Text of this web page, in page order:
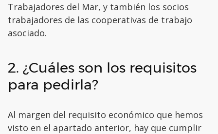
Trabajadores del Mar, y también los socios
trabajadores de las cooperativas de trabajo
asociado.
2. ¿Cuáles son los requisitos
para pedirla?
Al margen del requisito económico que hemos
visto en el apartado anterior, hay que cumplir